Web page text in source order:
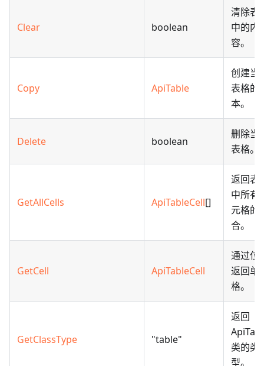
Clear boolean
清除表
中的内
容。
Copy ApiTable
创建当
表格的
本。
Delete boolean
删除当
表格。
GetAllCells ApiTableCell[]
返回表
中所有
元格的
合。
GetCell ApiTableCell
通过位
返回单
格。
GetClassType "table"
返回
类的类
型。